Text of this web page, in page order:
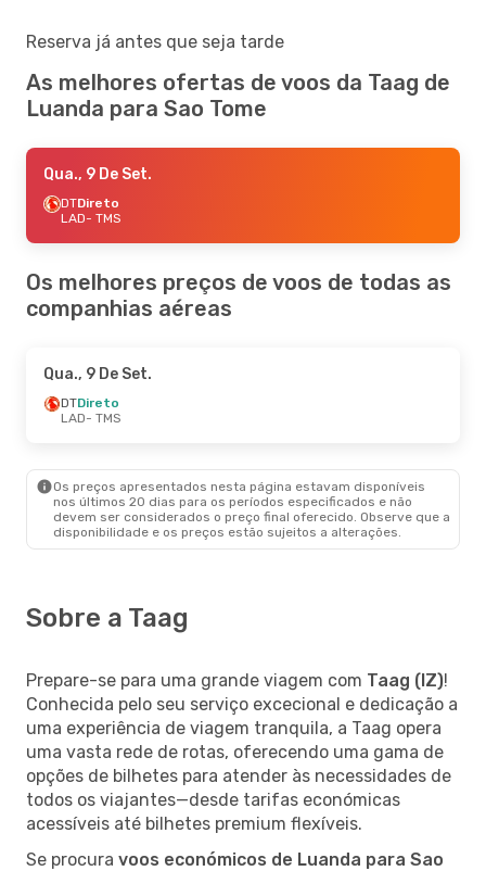
Reserva já antes que seja tarde
As melhores ofertas de voos da Taag de
Luanda para Sao Tome
Qua., 9 De Set.
DTDireto
LAD- TMS
Os melhores preços de voos de todas as
companhias aéreas
Qua., 9 De Set.
DTDireto
LAD- TMS
Os preços apresentados nesta página estavam disponíveis
nos últimos 20 dias para os períodos especificados e não
devem ser considerados o preço final oferecido. Observe que a
disponibilidade e os preços estão sujeitos a alterações.
Sobre a Taag
Prepare-se para uma grande viagem com Taag (IZ)!
Conhecida pelo seu serviço excecional e dedicação a
uma experiência de viagem tranquila, a Taag opera
uma vasta rede de rotas, oferecendo uma gama de
opções de bilhetes para atender às necessidades de
todos os viajantes—desde tarifas económicas
acessíveis até bilhetes premium flexíveis.
Se procura voos económicos de Luanda para Sao